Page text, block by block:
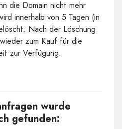
die Domain nicht mehr
innerhalb von 5 Tagen (in
Nach der Löschung
zum Kauf für die
zur Verfügung.
wurde
gefunden: